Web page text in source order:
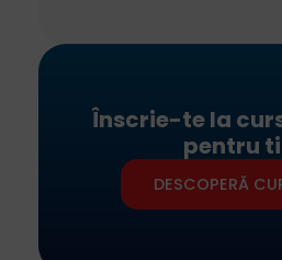
Înscrie-te la
pentru
DESCOPERĂ